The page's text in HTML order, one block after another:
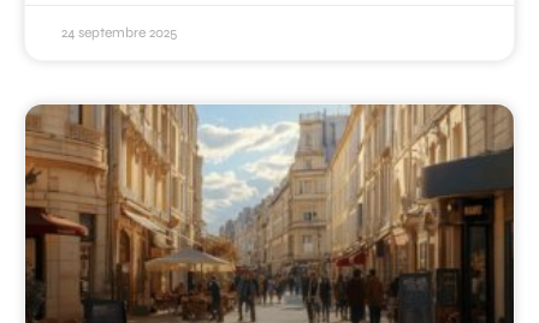
24 septembre 2025